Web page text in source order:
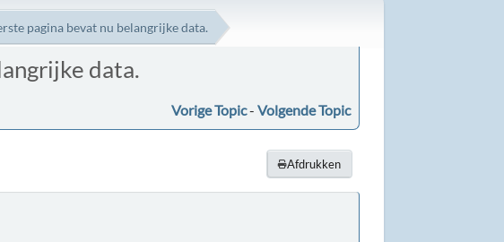
pagina bevat nu belangrijke data.
data.
Vorige Topic- Volgende Topic
Afdrukken